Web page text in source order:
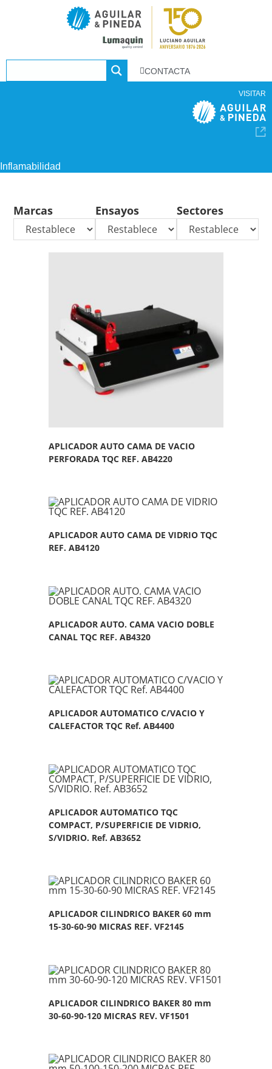
CONTACTA
VISITAR
Inflamabilidad
Marcas Ensayos Sectores
APLICADOR AUTO CAMA DE VACIO
PERFORADA TQC REF. AB4220
APLICADOR AUTO CAMA DE VIDRIO TQC
REF. AB4120
APLICADOR AUTO. CAMA VACIO DOBLE
CANAL TQC REF. AB4320
APLICADOR AUTOMATICO C/VACIO Y
CALEFACTOR TQC Ref. AB4400
APLICADOR AUTOMATICO TQC
COMPACT, P/SUPERFICIE DE VIDRIO,
S/VIDRIO. Ref. AB3652
APLICADOR CILINDRICO BAKER 60 mm
15-30-60-90 MICRAS REF. VF2145
APLICADOR CILINDRICO BAKER 80 mm
30-60-90-120 MICRAS REV. VF1501